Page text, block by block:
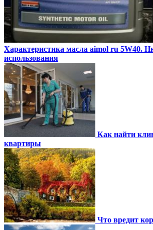
Характеристика масла aimol ru 5W40.
использования
Как найти
квартиры
Что вредит